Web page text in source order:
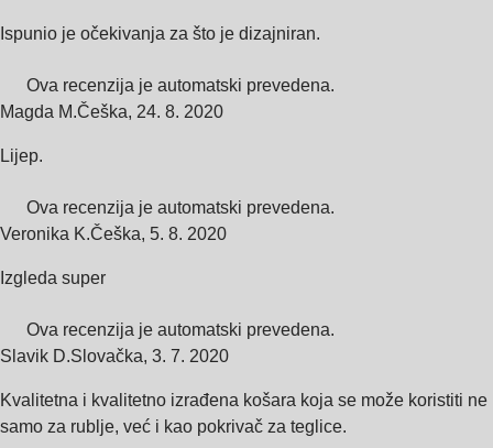
Ispunio je očekivanja za što je dizajniran.
Ova recenzija je automatski prevedena.
Magda M.Češka, 24. 8. 2020
Lijep.
Ova recenzija je automatski prevedena.
Veronika K.Češka, 5. 8. 2020
Izgleda super
Ova recenzija je automatski prevedena.
Slavik D.Slovačka, 3. 7. 2020
Kvalitetna i kvalitetno izrađena košara koja se može koristiti ne
samo za rublje, već i kao pokrivač za teglice.